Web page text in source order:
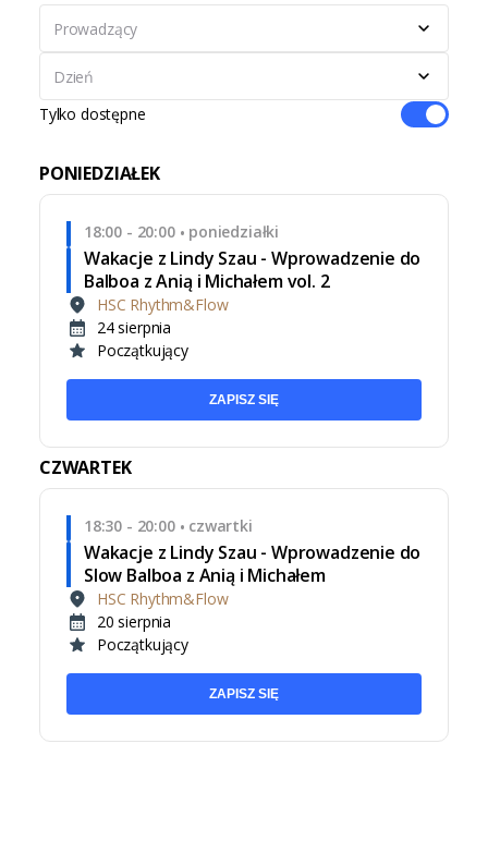
Prowadzący
Dzień
Tylko dostępne
PONIEDZIAŁEK
18:00 - 20:00• poniedziałki
Wakacje z Lindy Szau - Wprowadzenie do
Balboa z Anią i Michałem vol. 2
HSC Rhythm&Flow
24 sierpnia
Początkujący
ZAPISZ SIĘ
CZWARTEK
18:30 - 20:00• czwartki
Wakacje z Lindy Szau - Wprowadzenie do
Slow Balboa z Anią i Michałem
HSC Rhythm&Flow
20 sierpnia
Początkujący
ZAPISZ SIĘ